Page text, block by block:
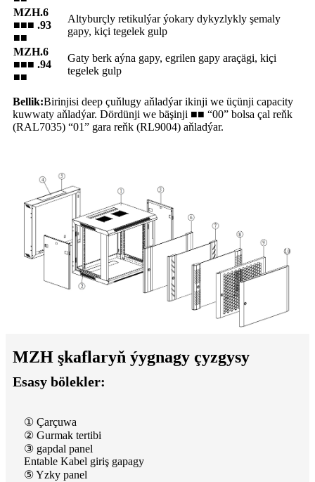
MZH.6
■■■ .93
■■
Altyburçly retikulýar ýokary dykyzlykly şemaly
gapy, kiçi tegelek gulp
MZH.6
■■■ .94
■■
Gaty berk aýna gapy, egrilen gapy araçägi, kiçi
tegelek gulp
Bellik:Birinjisi deep çuňlugy aňladýar ikinji we üçünji capacity
kuwwaty aňladýar. Dördünji we bäşinji ■■ “00” bolsa çal reňk
(RAL7035) “01” gara reňk (RL9004) aňladýar.
MZH şkaflaryň ýygnagy çyzgysy
Esasy bölekler:
① Çarçuwa
② Gurmak tertibi
③ gapdal panel
Entable Kabel giriş gapagy
⑤ Yzky panel